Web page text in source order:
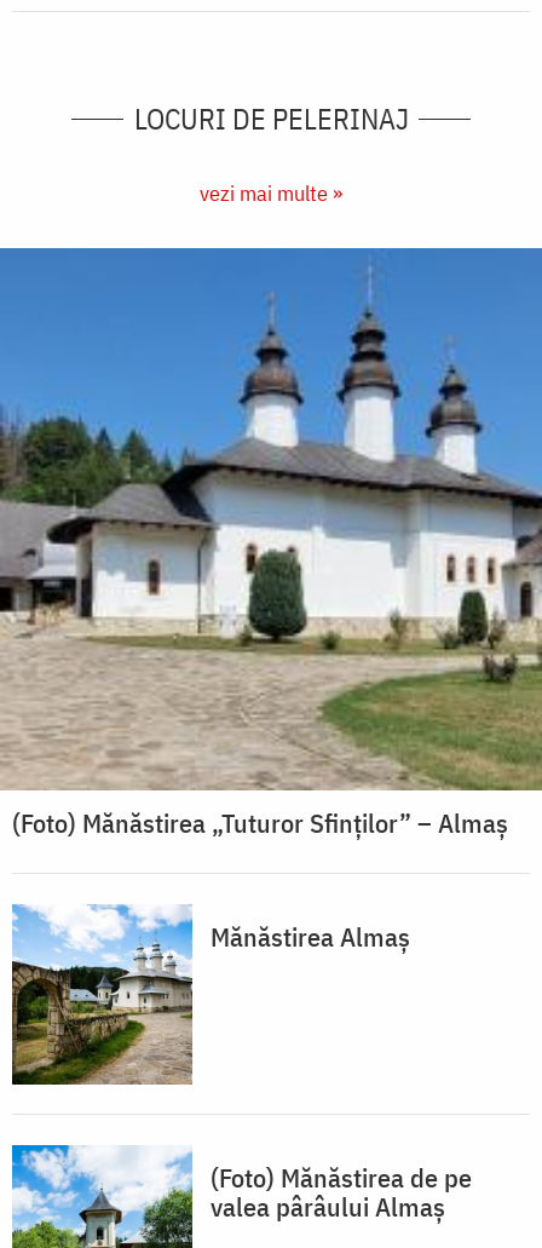
LOCURI DE PELERINAJ
vezi mai multe »
(Foto) Mănăstirea „Tuturor Sfinților” – Almaș
Mănăstirea Almaș
(Foto) Mănăstirea de pe
valea pârâului Almaș